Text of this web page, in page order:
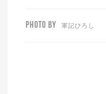
PHOTO BY 軍記ひろし